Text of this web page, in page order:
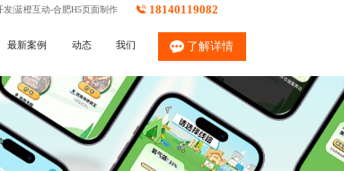
|蓝橙互动-合肥H5页面制作 18140119082
最新案例 动态 我们 了解详情